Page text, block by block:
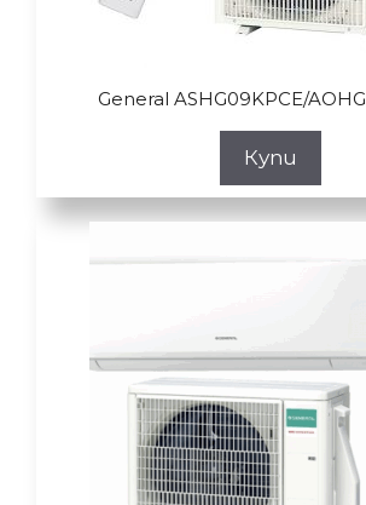
General ASHG09KPCE/
Купи